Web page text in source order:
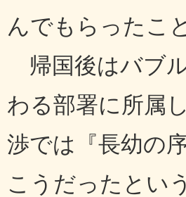
んでもらったこ
帰国後はバブ
わる部署に所属
渉では『長幼の
こうだったとい